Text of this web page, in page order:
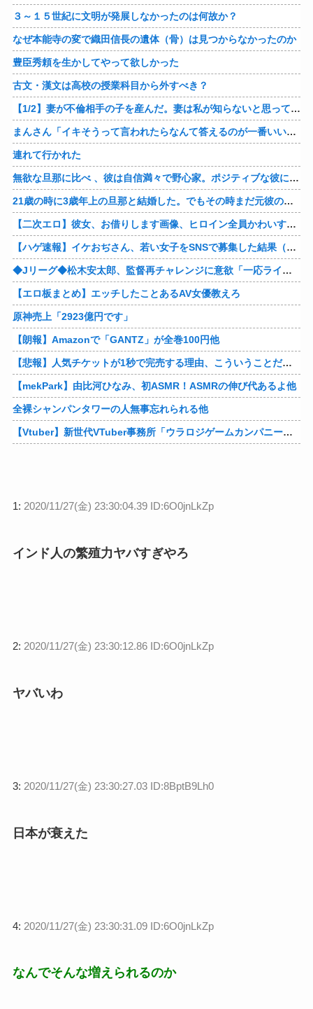
３～１５世紀に文明が発展しなかったのは何故か？
なぜ本能寺の変で織田信長の遺体（骨）は見つからなかったのか
豊臣秀頼を生かしてやって欲しかった
古文・漢文は高校の授業科目から外すべき？
【1/2】妻が不倫相手の子を産んだ。妻は私が知らないと思っている。遠方のため会うのは年に数回程度だが、今も不倫相手とは切れていない。そしてまもなく妻は不倫相手に会いに行く…
まんさん「イキそうって言われたらなんて答えるのが一番いい？」
連れて行かれた
無欲な旦那に比べ 、彼は自信満々で野心家。ポジティブな彼に惹かれバイト後や休みの日に会うようになり、男女の関係になるまで時間はいらなかった… だが彼はただのバカだったｗ
21歳の時に3歳年上の旦那と結婚した。でもその時まだ元彼のこと忘れられなくて、元彼の再アタックに負けて浮気しちゃって… でも結局ばれて旦那の辛そうな姿見て初めて後悔した…
【二次エロ】彼女、お借りします画像、ヒロイン全員かわいすぎる件ｗ
【ハゲ速報】イケおぢさん、若い女子をSNSで募集した結果（画像あり）
◆Jリーグ◆松木安太郎、監督再チャレンジに意欲「一応ライセンスも持っているので」 ヴェルディ川崎の監督時代には2連覇を達成
【エロ板まとめ】エッチしたことあるAV女優教えろ
原神売上「2923億円です」
【朗報】Amazonで「GANTZ」が全巻100円他
【悲報】人気チケットが1秒で完売する理由、こういうことだったｗｗｗｗ他
【mekPark】由比河ひなみ、初ASMR！ASMRの伸び代あるよ他
全裸シャンパンタワーの人無事忘れられる他
【Vtuber】新世代VTuber事務所「ウラロジゲームカンパニー」より、ゲームの世界から“逆異世界転生”した5名が8月19日にデビュー！他
1: 2020/11/27(金) 23:30:04.39 ID:6O0jnLkZp
インド人の繁殖力ヤバすぎやろ
2: 2020/11/27(金) 23:30:12.86 ID:6O0jnLkZp
ヤバいわ
3: 2020/11/27(金) 23:30:27.03 ID:8BptB9Lh0
日本が衰えた
4: 2020/11/27(金) 23:30:31.09 ID:6O0jnLkZp
なんでそんな増えられるのか